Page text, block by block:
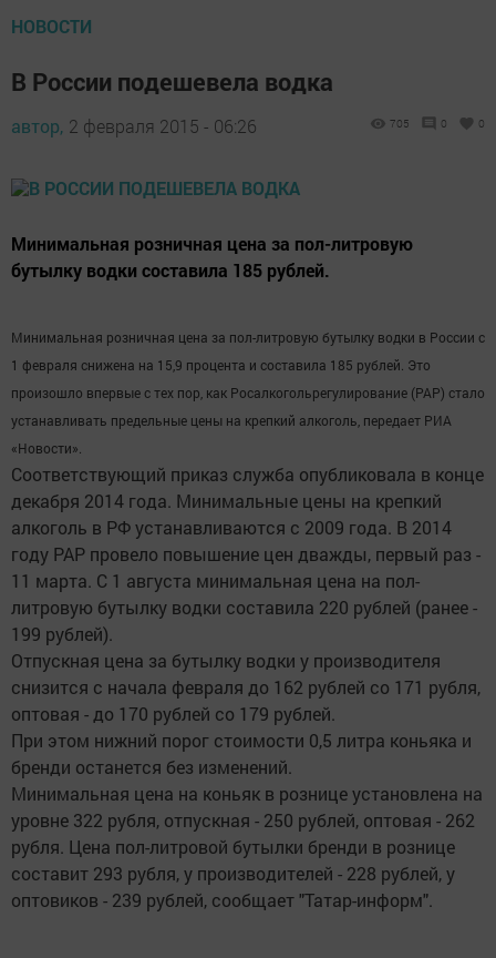
НОВОСТИ
В России подешевела водка
автор, 2 февраля 2015 - 06:26 705 0 0
Минимальная розничная цена за пол-литровую
бутылку водки составила 185 рублей.
Минимальная розничная цена за пол-литровую бутылку водки в России с
1 февраля снижена на 15,9 процента и составила 185 рублей. Это
произошло впервые с тех пор, как Росалкогольрегулирование (РАР) стало
устанавливать предельные цены на крепкий алкоголь, передает РИА
«Новости».
Соответствующий приказ служба опубликовала в конце
декабря 2014 года. Минимальные цены на крепкий
алкоголь в РФ устанавливаются с 2009 года. В 2014
году РАР провело повышение цен дважды, первый раз -
11 марта. С 1 августа минимальная цена на пол-
литровую бутылку водки составила 220 рублей (ранее -
199 рублей).
Отпускная цена за бутылку водки у производителя
снизится с начала февраля до 162 рублей со 171 рубля,
оптовая - до 170 рублей со 179 рублей.
При этом нижний порог стоимости 0,5 литра коньяка и
бренди останется без изменений.
Минимальная цена на коньяк в рознице установлена на
уровне 322 рубля, отпускная - 250 рублей, оптовая - 262
рубля. Цена пол-литровой бутылки бренди в рознице
составит 293 рубля, у производителей - 228 рублей, у
оптовиков - 239 рублей, сообщает "Татар-информ".